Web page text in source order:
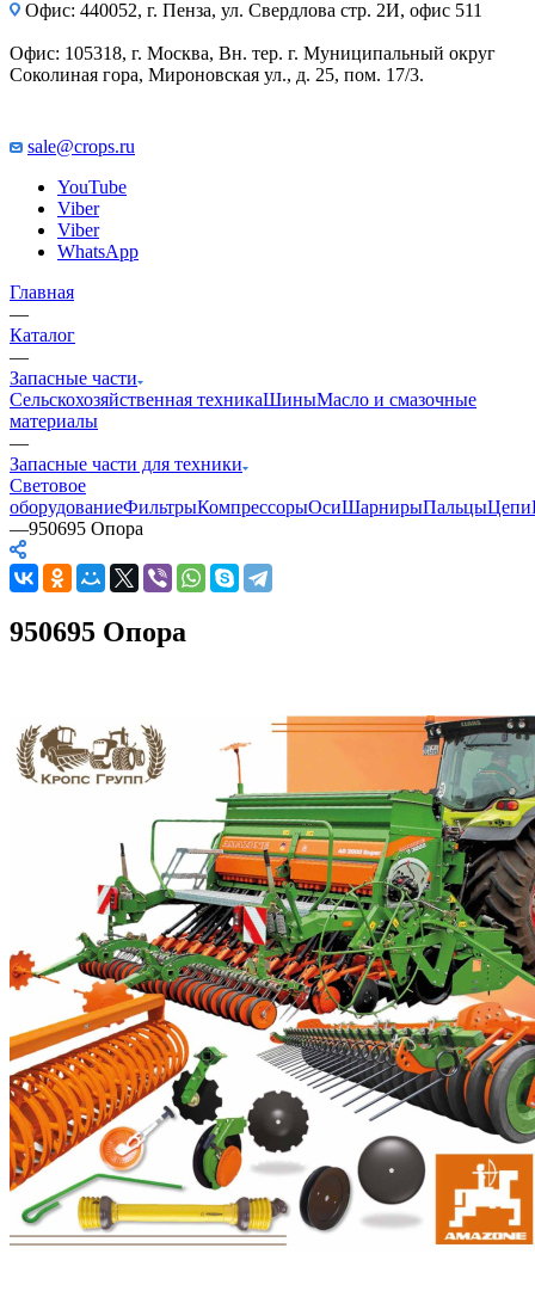
Офис: 440052, г. Пенза, ул. Свердлова стр. 2И, офис 511
Офис: 105318, г. Москва, Вн. тер. г. Муниципальный округ
Соколиная гора, Мироновская ул., д. 25, пом. 17/3.
sale@crops.ru
YouTube
Viber
Viber
WhatsApp
Главная
—
Каталог
—
Запасные части
Сельскохозяйственная техникаШиныМасло и смазочные
материалы
—
Запасные части для техники
Световое
оборудованиеФильтрыКомпрессорыОсиШарнирыПальцыЦепи
—950695 Опора
950695 Опора